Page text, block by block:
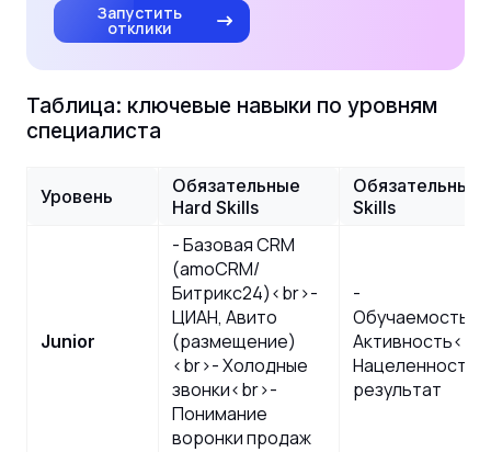
Запустить
отклики
Таблица: ключевые навыки по уровням
специалиста
Уровень
Обязательные
Hard Skills
Обязательные
Skills
Junior
- Базовая CRM
(amoCRM/
Битрикс24)<br>-
ЦИАН, Авито
(размещение)
<br>- Холодные
звонки<br>-
Понимание
воронки продаж
-
Нацеленность
результат